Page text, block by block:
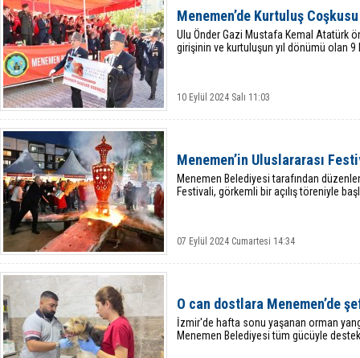
Menemen’de Kurtuluş Coşkusu
Ulu Önder Gazi Mustafa Kemal Atatürk
girişinin ve kurtuluşun yıl dönümü olan 9
10 Eylül 2024 Salı 11:03
Menemen’in Uluslararası
Menemen Belediyesi tarafından
Festivali, görkemli bir açılış töreniyle
07 Eylül 2024 Cumartesi 14:34
O can dostlara Menemen’de
İzmir'de hafta sonu yaşanan orman
Menemen Belediyesi tüm gücüyle